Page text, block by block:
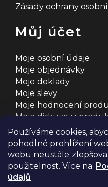
Používáme cookies,
pohodlné prohlížení
webu neustále
použitelnost. Více na:
údajů
Zásady ochrany
Můj účet
Moje osobní údaje
Moje objednávky
Moje doklady
Moje slevy
Moje hodnocení
Moje diskuze u